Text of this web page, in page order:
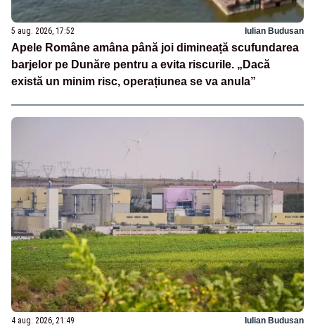
5 aug. 2026, 17:52 Iulian Budusan
Apele Române amâna până joi dimineață scufundarea
barjelor pe Dunăre pentru a evita riscurile. „Dacă
există un minim risc, operațiunea se va anula”
4 aug. 2026, 21:49 Iulian Budusan